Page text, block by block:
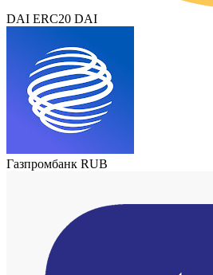
DAI ERC20 DAI
Газпромбанк RUB